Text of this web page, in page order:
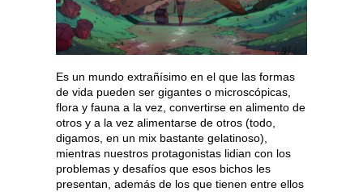
Es un mundo extrañísimo en el que las formas
de vida pueden ser gigantes o microscópicas,
flora y fauna a la vez, convertirse en alimento de
otros y a la vez alimentarse de otros (todo,
digamos, en un mix bastante gelatinoso),
mientras nuestros protagonistas lidian con los
problemas y desafíos que esos bichos les
presentan, además de los que tienen entre ellos